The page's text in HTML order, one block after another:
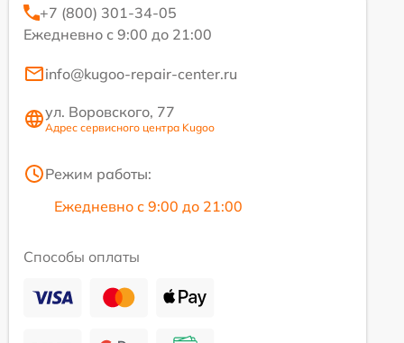
+7 (800) 301-34-05
Ежедневно с 9:00 до 21:00
info@kugoo-repair-center.ru
ул. Воровского, 77
Адрес сервисного центра Kugoo
Режим работы:
Ежедневно с 9:00 до 21:00
Способы оплаты